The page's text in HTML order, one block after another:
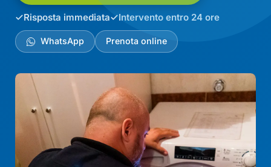
Risposta immediata Intervento entro 24 ore
WhatsApp Prenota online